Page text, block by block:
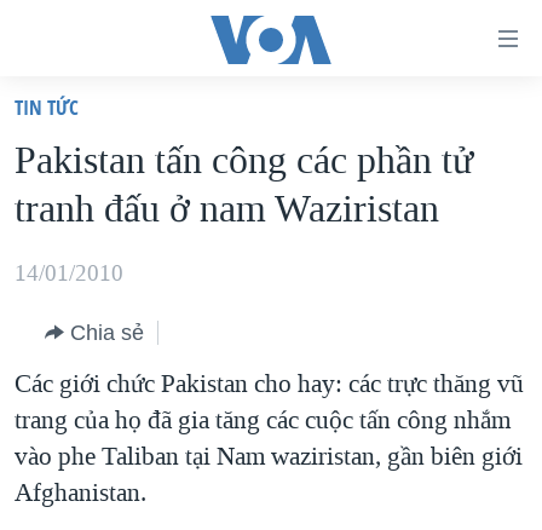
truy
cập
Tới
dung
chính
điều
hướng
chính
Đi
VIỆT NAM
HOA KỲ
BIỂN ĐÔNG
BLOG
DIỄN ĐÀN
MỤC
TỰ DO BÁO CHÍ
CHUYÊN ĐỀ
TIN TỨC
Pakistan tấn công các phần tử
tranh đấu ở nam Waziristan
14/01/2010
Chia sẻ
Các giới chức Pakistan cho hay: các trực thăng vũ
trang của họ đã gia tăng các cuộc tấn công nhắm
vào phe Taliban tại Nam waziristan, gần biên giới
Afghanistan.